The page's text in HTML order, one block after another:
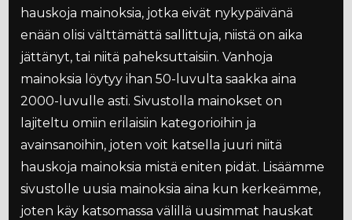
hauskoja mainoksia, jotka eivät nykypäivänä
enään olisi välttämättä sallittuja, niistä on aika
jättänyt, tai niitä paheksuttaisiin. Vanhoja
mainoksia löytyy ihan 50-luvulta saakka aina
2000-luvulle asti. Sivustolla mainokset on
lajiteltu omiin erilaisiin kategorioihin ja
avainsanoihin, joten voit katsella juuri niitä
hauskoja mainoksia mistä eniten pidät. Lisäämme
sivustolle uusia mainoksia aina kun kerkeämme,
joten käy katsomassa välillä uusimmat hauskat